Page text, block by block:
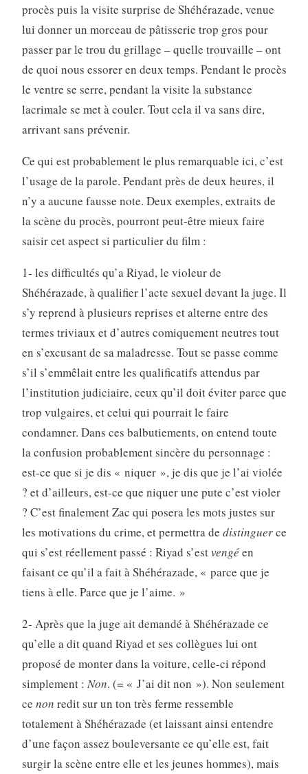
procès puis la visite surprise de Shéhérazade, venue
lui donner un morceau de pâtisserie trop gros pour
passer par le trou du grillage – quelle trouvaille – ont
de quoi nous essorer en deux temps. Pendant le procès
le ventre se serre, pendant la visite la substance
lacrimale se met à couler. Tout cela il va sans dire,
arrivant sans prévenir.
Ce qui est probablement le plus remarquable ici, c’est
l’usage de la parole. Pendant près de deux heures, il
n’y a aucune fausse note. Deux exemples, extraits de
la scène du procès, pourront peut-être mieux faire
saisir cet aspect si particulier du film :
1- les difficultés qu’a Riyad, le violeur de
Shéhérazade, à qualifier l’acte sexuel devant la juge. Il
s’y reprend à plusieurs reprises et alterne entre des
termes triviaux et d’autres comiquement neutres tout
en s’excusant de sa maladresse. Tout se passe comme
s’il s’emmêlait entre les qualificatifs attendus par
l’institution judiciaire, ceux qu’il doit éviter parce que
trop vulgaires, et celui qui pourrait le faire
condamner. Dans ces balbutiements, on entend toute
la confusion probablement sincère du personnage :
est-ce que si je dis « niquer », je dis que je l’ai violée
? et d’ailleurs, est-ce que niquer une pute c’est violer
? C’est finalement Zac qui posera les mots justes sur
les motivations du crime, et permettra de distinguerce
qui s’est réellement passé : Riyad s’estvengéen
faisant ce qu’il a fait à Shéhérazade, « parce que je
tiens à elle. Parce que je l’aime. »
2- Après que la juge ait demandé à Shéhérazade ce
qu’elle a dit quand Riyad et ses collègues lui ont
proposé de monter dans la voiture, celle-ci répond
simplement : Non. (= « J’ai dit non »). Non seulement
ce non redit sur un ton très ferme ressemble
totalement à Shéhérazade (et laissant ainsi entendre
d’une façon assez bouleversante ce qu’elle est, fait
surgir la scène entre elle et les jeunes hommes), mais